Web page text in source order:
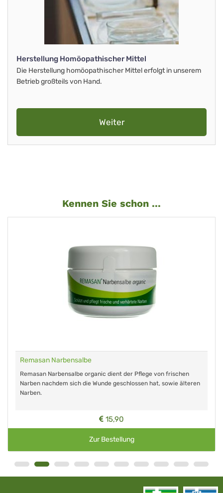
Herstellung Homöopathischer Mittel
Die Herstellung homöopathischer Mittel erfolgt in unserem
Betrieb großteils von Hand.
Weiter
Kennen Sie schon ...
Remasan Narbensalbe
Remasan Narbensalbe organic dient der Pflege von frischen
Narben nachdem sich die Wunde geschlossen hat, sowie älteren
Narben.
15,90
Zur Bestellung